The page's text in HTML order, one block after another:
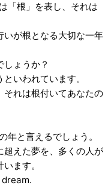
「根」を表し、それは
いが根となる大切な一年
ょうか？
いわれています。
それは根付いてあなたの
と言えるでしょう。
超えた夢を、多くの人が
ます。
dream.